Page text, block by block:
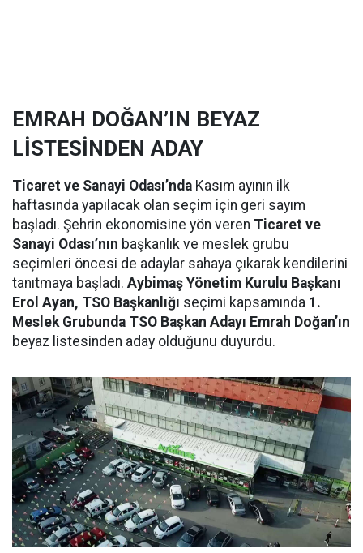
EMRAH DOĞAN’IN BEYAZ
LİSTESİNDEN ADAY
Ticaret ve Sanayi Odası’nda Kasım ayının ilk
haftasında yapılacak olan seçim için geri sayım
başladı. Şehrin ekonomisine yön veren Ticaret ve
Sanayi Odası’nın başkanlık ve meslek grubu
seçimleri öncesi de adaylar sahaya çıkarak kendilerini
tanıtmaya başladı. Aybimaş Yönetim Kurulu Başkanı
Erol Ayan, TSO Başkanlığı seçimi kapsamında 1.
Meslek Grubunda TSO Başkan Adayı Emrah Doğan’ın
beyaz listesinden aday olduğunu duyurdu.